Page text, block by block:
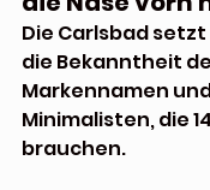
Die Carlsbad
die Bekanntheit
Markennamen
Minimalisten, die
brauchen.